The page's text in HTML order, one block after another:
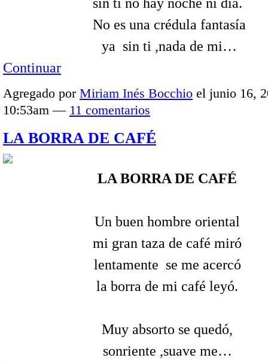
No es una crédula fantasía
ya sin ti ,nada de mi…
Continuar
Agregado por Miriam Inés Bocchio el junio 16,
10:53am — 11 comentarios
LA BORRA DE CAFÉ
LA BORRA DE CAFÉ
Un buen hombre oriental
mi gran taza de café miró
lentamente se me acercó
la borra de mi café leyó.
Muy absorto se quedó,
sonriente ,suave me…